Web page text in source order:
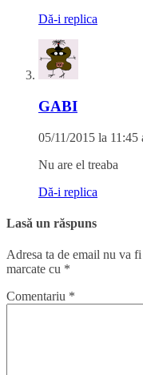
Dă-i replica
GABI
05/11/2015 la 11:45
Nu are el treaba
Dă-i replica
Lasă un răspuns
Adresa ta de email nu va
marcate cu *
Comentariu *